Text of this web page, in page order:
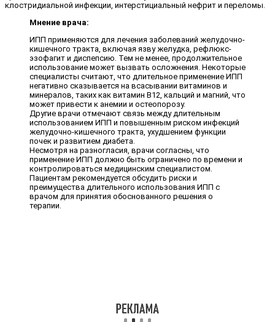
клостридиальной инфекции, интерстициальный нефрит и переломы.
Мнение врача:
ИПП применяются для лечения заболеваний желудочно-
кишечного тракта, включая язву желудка, рефлюкс-
эзофагит и диспепсию. Тем не менее, продолжительное
использование может вызвать осложнения. Некоторые
специалисты считают, что длительное применение ИПП
негативно сказывается на всасывании витаминов и
минералов, таких как витамин В12, кальций и магний, что
может привести к анемии и остеопорозу.
Другие врачи отмечают связь между длительным
использованием ИПП и повышенным риском инфекций
желудочно-кишечного тракта, ухудшением функции
почек и развитием диабета.
Несмотря на разногласия, врачи согласны, что
применение ИПП должно быть ограничено по времени и
контролироваться медицинским специалистом.
Пациентам рекомендуется обсудить риски и
преимущества длительного использования ИПП с
врачом для принятия обоснованного решения о
терапии.